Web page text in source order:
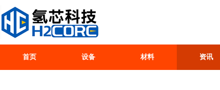
首页 设备 材料 资讯